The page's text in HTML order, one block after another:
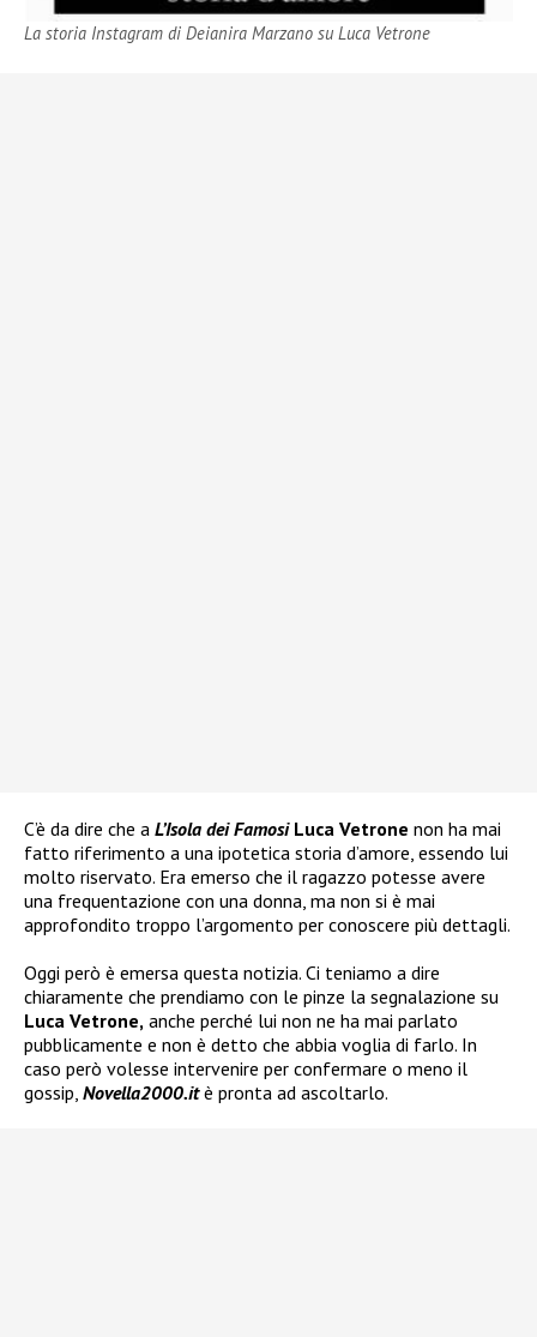
La storia Instagram di Deianira Marzano su Luca Vetrone
C’è da dire che a L’Isola dei Famosi Luca Vetrone non ha mai
fatto riferimento a una ipotetica storia d’amore, essendo lui
molto riservato. Era emerso che il ragazzo potesse avere
una frequentazione con una donna, ma non si è mai
approfondito troppo l’argomento per conoscere più dettagli.
Oggi però è emersa questa notizia. Ci teniamo a dire
chiaramente che prendiamo con le pinze la segnalazione su
Luca Vetrone, anche perché lui non ne ha mai parlato
pubblicamente e non è detto che abbia voglia di farlo. In
caso però volesse intervenire per confermare o meno il
gossip, Novella2000.itè pronta ad ascoltarlo.